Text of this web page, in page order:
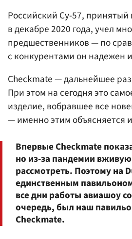
Российский Су-57,
в декабре 2020 года, учел
предшественников — по
с конкурентами он надежен
Checkmate — дальнейшее
При этом на сегодня это
изделие, вобравшее все
— именно этим объясняется
Впервые Checkmate
но из-за пандемии
рассмотреть. Поэтому на
единственным
все дни работы авиашоу
очередь, был наш
Checkmate.